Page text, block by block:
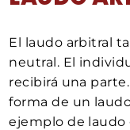
El laudo arbitral
neutral. El
recibirá una
forma de un
ejemplo de laudo